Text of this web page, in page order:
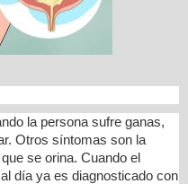
la persona sufre ganas,
Otros síntomas son la
se orina. Cuando el
día ya es diagnosticado con